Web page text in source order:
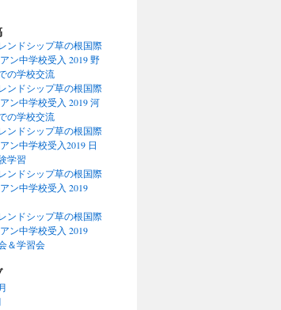
ンドシップ草の根国際
ン中学校受入 2019 野
の学校交流
ンドシップ草の根国際
ン中学校受入 2019 河
の学校交流
ンドシップ草の根国際
ン中学校受入2019 日
学習
ンドシップ草の根国際
ン中学校受入 2019
ンドシップ草の根国際
ン中学校受入 2019
＆学習会